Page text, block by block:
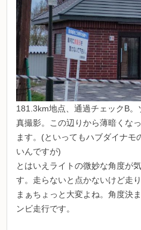
181.3km地点、通過チェックB
真撮影。この辺りから薄暗くな
ます。(といってもハブダイナモ
いんですが)
とはいえライトの微妙な角度が
す。走らないと点かないけど走
まぁちょっと大変よね。角度決
ンビ走行です。